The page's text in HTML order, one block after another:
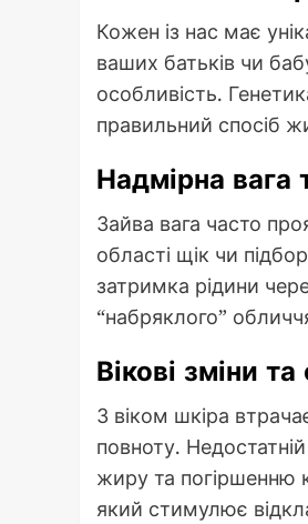
Кожен із нас має
ваших батьків чи
особливість.
правильний спосіб
Надмірна вага
Зайва вага часто
області щік чи
затримка рідини
“набряклого”
Вікові зміни
З віком шкіра
повноту.
жиру та погіршенню
який стимулює